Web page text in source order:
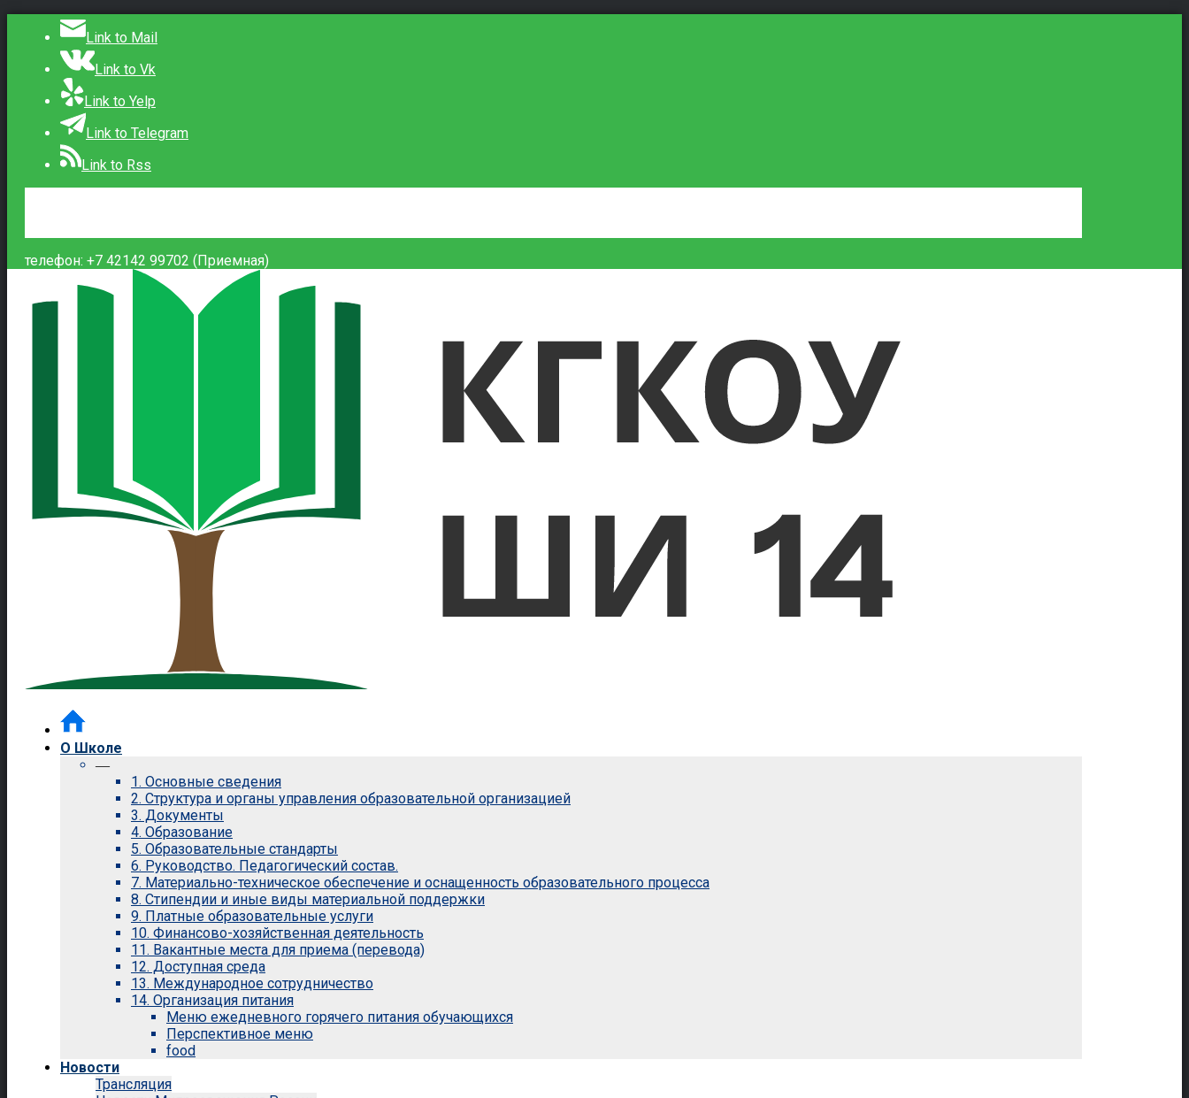
Link to Mail
Link to Vk
Link to Yelp
Link to Telegram
Link to Rss
телефон: +7 42142 99702 (Приемная)
О Школе
—
1. Основные сведения
2. Структура и органы управления образовательной организацией
3. Документы
4. Образование
5. Образовательные стандарты
6. Руководство. Педагогический состав.
7. Материально-техническое обеспечение и оснащенность образовательного процесса
8. Стипендии и иные виды материальной поддержки
9. Платные образовательные услуги
10. Финансово-хозяйственная деятельность
11. Вакантные места для приема (перевода)
12. Доступная среда
13. Международное сотрудничество
14. Организация питания
Меню ежедневного горячего питания обучающихся
Перспективное меню
food
Новости
Трансляция